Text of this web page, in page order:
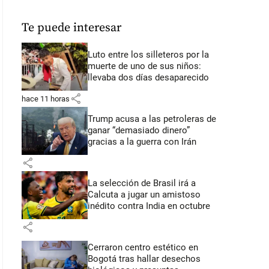
Te puede interesar
Luto entre los silleteros por la
muerte de uno de sus niños:
llevaba dos días desaparecido
hace 11 horas share
Trump acusa a las petroleras de
ganar “demasiado dinero”
gracias a la guerra con Irán
share
La selección de Brasil irá a
Calcuta a jugar un amistoso
inédito contra India en octubre
share
Cerraron centro estético en
Bogotá tras hallar desechos